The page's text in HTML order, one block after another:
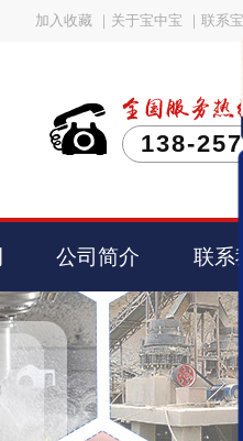
加入收藏 关于宝中宝 联系
138-
公司简介 联系